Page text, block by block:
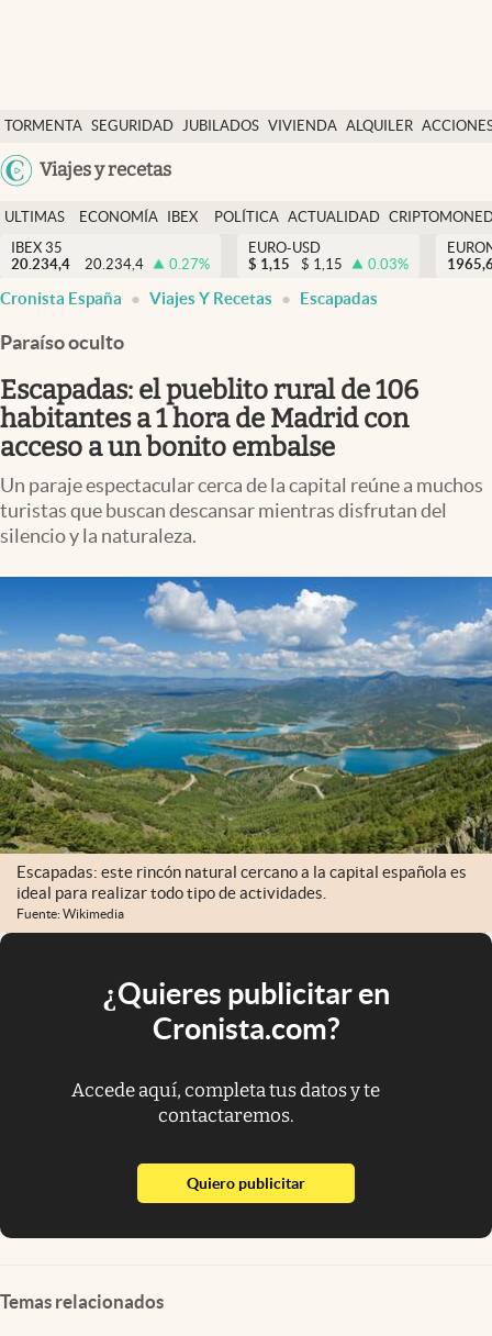
TORMENTA SEGURIDAD JUBILADOS VIVIENDA ALQUILER
USA
Viajes y recetas
Economía y finanzas
Política
Actualidad
Criptomonedas
España
ULTIMAS
NOTICIAS
ECONOMÍA
FINANZAS
IBEX
EURO
POLÍTICA ACTUALIDAD
IBEX 35
20.234,4
20.234,4 0.27%
EURO-USD
$ 1,15 $ 1,15 0.03%
Cronista España Viajes Y Recetas Escapadas
Paraíso oculto
Escapadas: el pueblito rural de 106
habitantes a 1 hora de Madrid con
acceso a un bonito embalse
Un paraje espectacular cerca de la capital reúne a muchos
turistas que buscan descansar mientras disfrutan del
silencio y la naturaleza.
Escapadas: este rincón natural cercano a la capital española es
ideal para realizar todo tipo de actividades.
Fuente: Wikimedia
¿Quieres publicitar en
Cronista.com?
Accede aquí, completa tus datos y te
contactaremos.
Quiero publicitarabre en nueva pestaña
Temas relacionados